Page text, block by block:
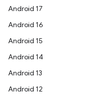
Android 17
Android 16
Android 15
Android 14
Android 13
Android 12